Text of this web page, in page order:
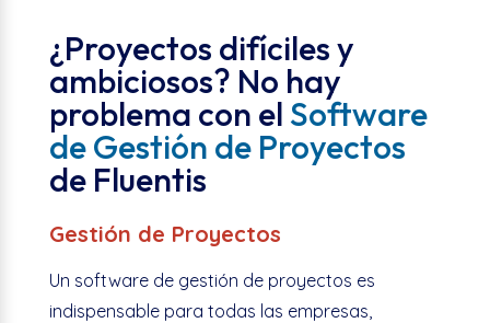
¿Proyectos difíciles y
ambiciosos? No hay
problema con elSoftware
de Gestión de Proyectos
de Fluentis
Gestión de Proyectos
Un software de gestión de proyectos es
indispensable para todas las empresas,